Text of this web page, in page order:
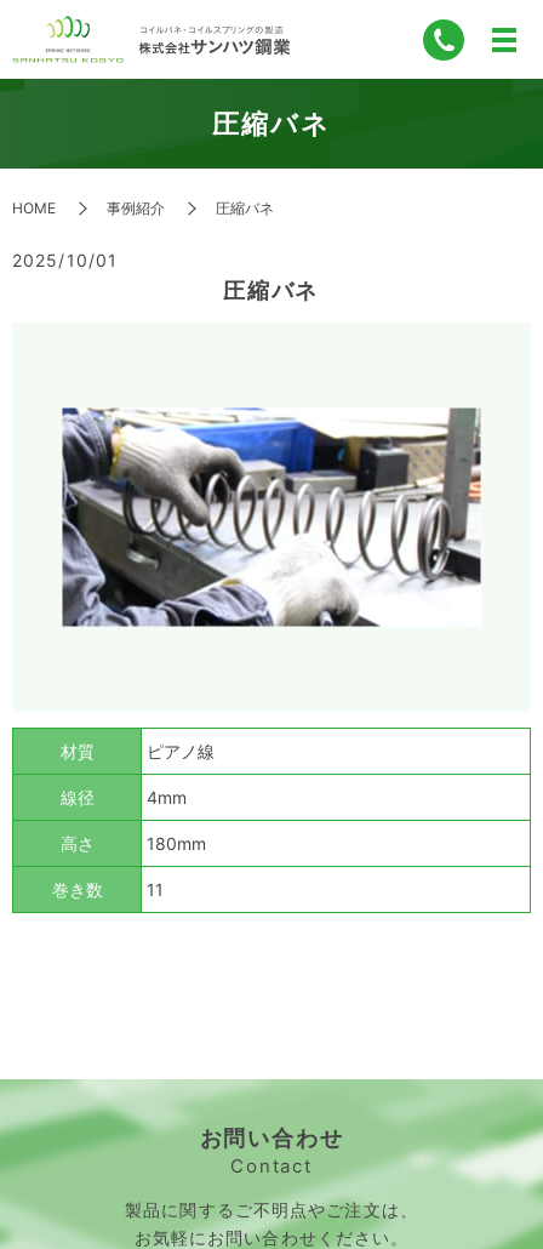
圧縮バネ
HOME 事例紹介 圧縮バネ
2025/10/01
圧縮バネ
材質 ピアノ線
線径 4mm
高さ 180mm
巻き数 11
お問い合わせ
Contact
製品に関するご不明点やご注文は、
お気軽にお問い合わせください。